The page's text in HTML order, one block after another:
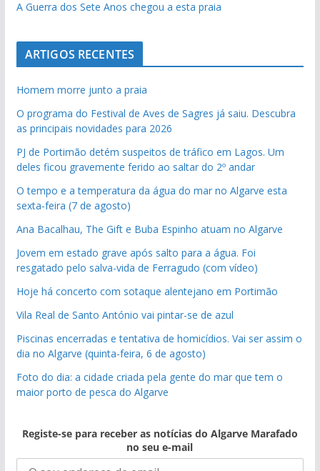
A Guerra dos Sete Anos chegou a esta praia
ARTIGOS RECENTES
Homem morre junto a praia
O programa do Festival de Aves de Sagres já saiu. Descubra
as principais novidades para 2026
PJ de Portimão detém suspeitos de tráfico em Lagos. Um
deles ficou gravemente ferido ao saltar do 2º andar
O tempo e a temperatura da água do mar no Algarve esta
sexta-feira (7 de agosto)
Ana Bacalhau, The Gift e Buba Espinho atuam no Algarve
Jovem em estado grave após salto para a água. Foi
resgatado pelo salva-vida de Ferragudo (com vídeo)
Hoje há concerto com sotaque alentejano em Portimão
Vila Real de Santo António vai pintar-se de azul
Piscinas encerradas e tentativa de homicídios. Vai ser assim o
dia no Algarve (quinta-feira, 6 de agosto)
Foto do dia: a cidade criada pela gente do mar que tem o
maior porto de pesca do Algarve
Registe-se para receber as notícias do Algarve Marafado
no seu e-mail